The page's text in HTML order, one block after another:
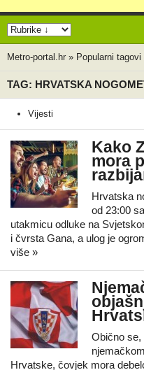
Metro-portal.hr » Popularni tagovi
TAG: HRVATSKA
Vijesti
Kako
mora
Hrvatska
od 23:00
utakmicu odluke na
i čvrsta Gana, a ulog je
više »
Obično se,
Hrvatske, čovjek mora